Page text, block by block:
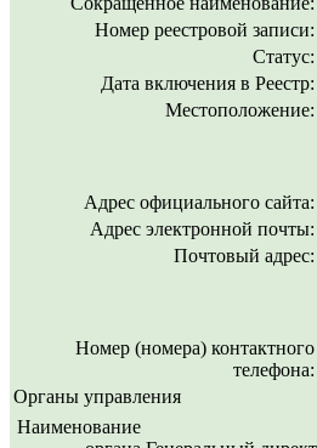
Номер реестровой записи:
Статус:
Дата включения в Реестр:
Местоположение:
Адрес официального сайта:
Адрес электронной почты:
Почтовый адрес:
Номер (номера) контактного
телефона:
Органы управления
Наименование